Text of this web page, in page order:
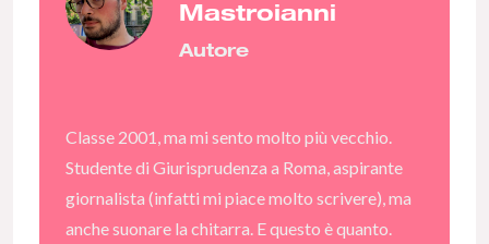
Mastroianni
Autore
Classe 2001, ma mi sento molto più vecchio.
Studente di Giurisprudenza a Roma, aspirante
giornalista (infatti mi piace molto scrivere), ma
anche suonare la chitarra. E questo è quanto.